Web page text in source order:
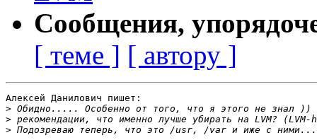
Сообщения,
[ теме ] [ автору ]
Алексей Данилович пишет:
>
>
>